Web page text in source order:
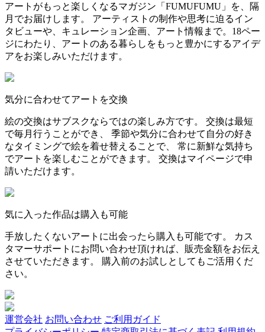
アートがもっと楽しくなるマガジン「FUMUFUMU」を、隔
月でお届けします。 アーティストの制作や思考に迫るイン
タビューや、キュレーション企画、アート情報まで。18ペー
ジにわたり、アートのある暮らしをもっと豊かにするアイデ
アをお楽しみいただけます。
気分に合わせてアートを交換
絵の交換はサブスクならではの楽しみ方です。 交換は最短
で毎月行うことができ、 季節や気分に合わせて自分の好き
なタイミングで絵を着せ替えることで、 常に新鮮な気持ち
でアートを楽しむことができます。 交換はマイページで申
請いただけます。
気に入った作品は購入も可能
手放したくないアートに出会ったら購入も可能です。 カス
タマーサポートにお問い合わせ頂ければ、販売金額をお伝え
させていただきます。 購入前のお試しとしてもご活用くだ
さい。
運営会社 お問い合わせ ご利用ガイド